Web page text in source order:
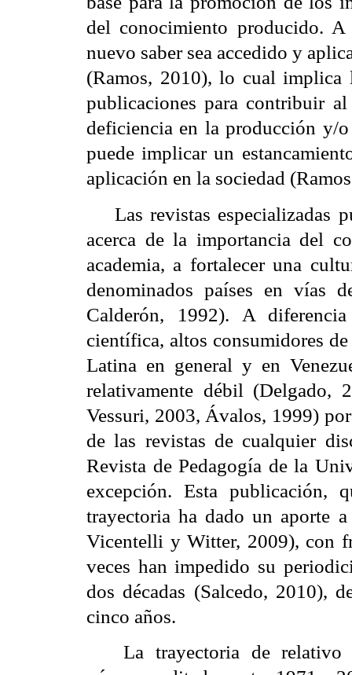
del conocimiento producido.
nuevo saber sea accedido y
(Ramos, 2010), lo cual implica
publicaciones para contribuir
deficiencia en la producción y/
puede implicar un
aplicación en la sociedad
Las revistas especializadas
acerca de la importancia del
academia, a fortalecer una
denominados países en vías
Calderón, 1992). A
científica, altos consumidores
Latina en general y en
relativamente débil (Delgado,
Vessuri, 2003, Ávalos, 1999)
de las revistas de cualquier
Revista de Pedagogía de la
excepción. Esta
trayectoria ha dado un aporte
Vicentelli y Witter, 2009), con
veces han impedido su
dos décadas (Salcedo, 2010),
cinco años.
La trayectoria de